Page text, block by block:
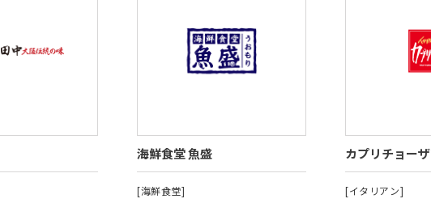
海鮮食堂 魚盛
[海鮮食堂]
カプリチョーザ
[イタリアン]